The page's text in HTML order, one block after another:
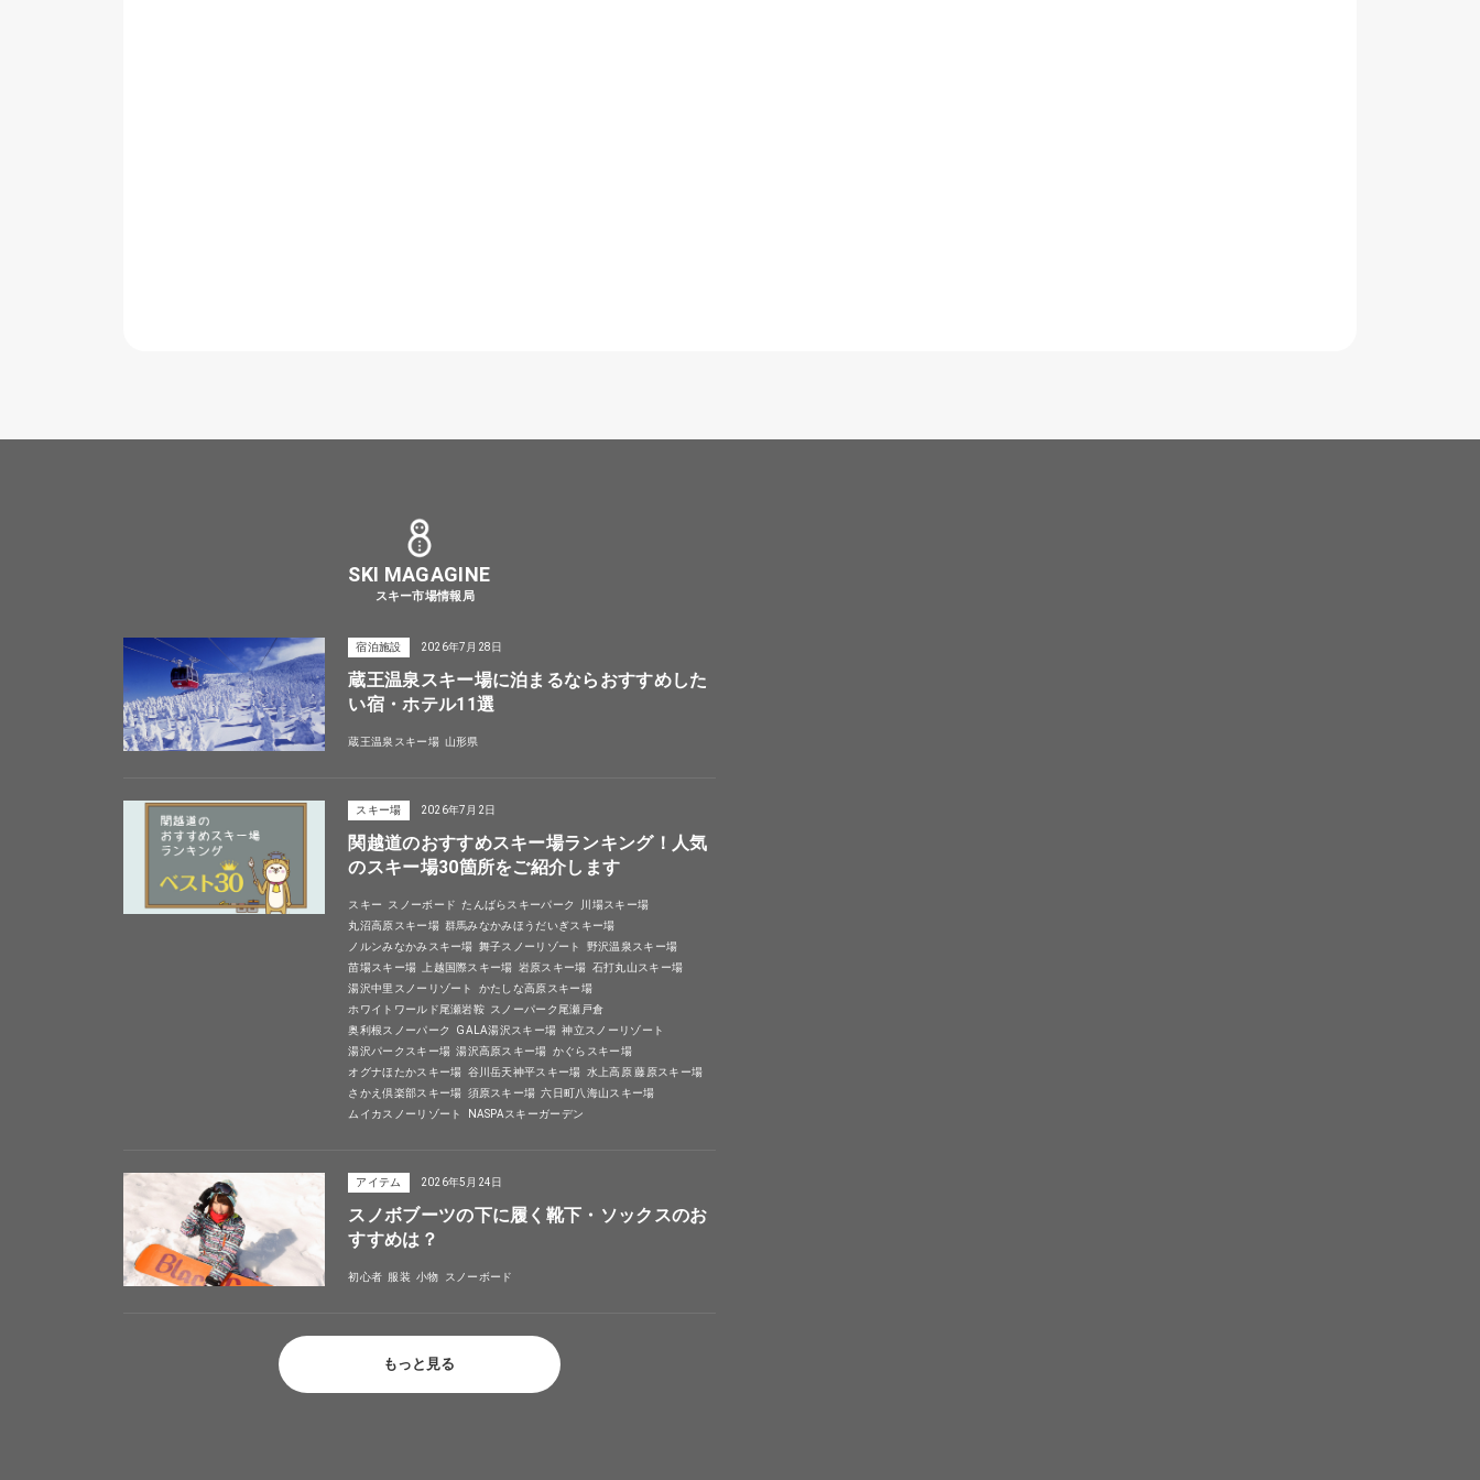
SKI MAGAGINE
スキー市場情報局
宿泊施設 2026年7月28日
蔵王温泉スキー場に泊まるならおすすめした
い宿・ホテル11選
蔵王温泉スキー場 山形県
スキー場 2026年7月2日
関越道のおすすめスキー場ランキング！人気
のスキー場30箇所をご紹介します
スキー スノーボード たんばらスキーパーク
川場スキー場
丸沼高原スキー場 群馬みなかみほうだいぎスキー場
ノルンみなかみスキー場 舞子スノーリゾート
野沢温泉スキー場
苗場スキー場
上越国際スキー場 岩原スキー場 石打丸山スキー場
湯沢中里スノーリゾート
かたしな高原スキー場
ホワイトワールド尾瀬岩鞍 スノーパーク尾瀬戸倉
奥利根スノーパーク
GALA湯沢スキー場 神立スノーリゾート
湯沢パークスキー場 湯沢高原スキー場 かぐらスキー場
オグナほたかスキー場 谷川岳天神平スキー場 水上高原 藤原スキー場
さかえ倶楽部スキー場 須原スキー場 六日町八海山スキー場
ムイカスノーリゾート
NASPAスキーガーデン
アイテム 2026年5月24日
スノボブーツの下に履く靴下・ソックスのお
すすめは？
初心者 服装 小物 スノーボード
もっと見る